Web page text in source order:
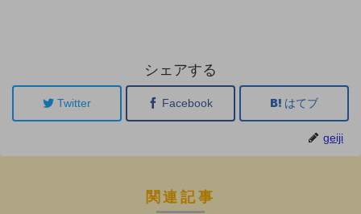
シェアする
Twitter Facebook はてブ
geiji
関連記事